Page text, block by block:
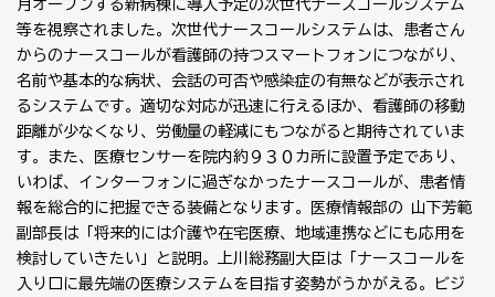
月オープンする新病棟に導入予定の次世代ナースコールシステム
等を視察されました。次世代ナースコールシステムは、患者さん
からのナースコールが看護師の持つスマートフォンにつながり、
名前や基本的な病状、会話の可否や感染症の有無などが表示され
るシステムです。適切な対応が迅速に行えるほか、看護師の移動
距離が少なくなり、労働量の軽減にもつながると期待されていま
す。また、医療センサーを院内約９３０カ所に設置予定であり、
いわば、インターフォンに過ぎなかったナースコールが、患者情
報を総合的に把握できる装備となります。医療情報部の 山下芳範
副部長は「将来的には介護や在宅医療、地域連携などにも応用を
検討していきたい」と説明。上川総務副大臣は「ナースコールを
入り口に最先端の医療システムを目指す姿勢がうかがえる。ビジ